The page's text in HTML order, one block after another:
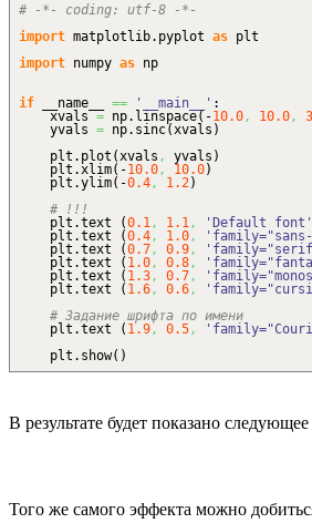
# -*- coding: utf-8 -*-
import matplotlib. pyplot as plt
import numpy as np
if __name__ == '__main__' :
xvals=np. linspace(-10.0 , 10.0 ,
yvals = np. sinc( xvals )
plt. plot ( xvals , yvals )
plt. xlim( -10.0 , 10.0)
plt.ylim( -0.4 , 1.2)
# !!!
plt.text (0.1 , 1.1 , 'Default font'
plt.text (0.4 , 1.0 ,
plt.text (0.7 , 0.9 ,
plt.text ( 1.0 , 0.8 ,
plt.text ( 1.3 , 0.7 ,
plt.text ( 1.6 , 0.6 ,
# Задание шрифта по имени
plt.text ( 1.9, 0.5 ,
plt. show( )
В результате будет показано
Того же самого эффекта можно